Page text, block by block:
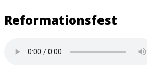
Reformationsfest